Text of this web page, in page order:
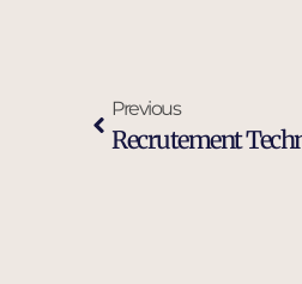
Previous
Recrutement